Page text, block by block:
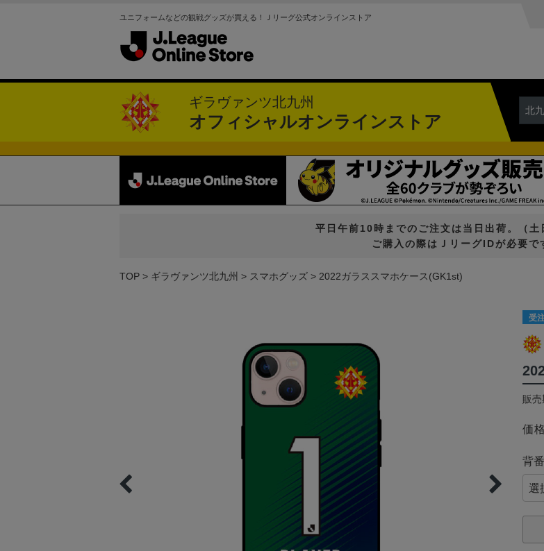
ユニフォームなどの観戦グッズが買える！Ｊリーグ公式オンラインストア
ギラヴァンツ北九州
オフィシャルオンラインストア
北
平日午前10時までのご注文は当日出荷。（土
ご購入の際はＪリーグIDが必要で
TOP ギラヴァンツ北九州 スマホグッズ 2022ガラススマホケース(GK1st)
受
販
価
背